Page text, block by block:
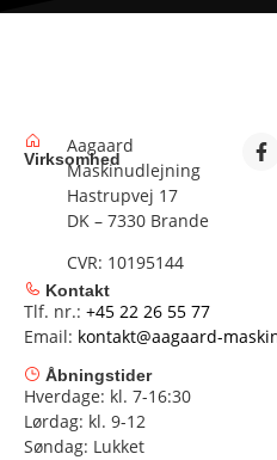
Virksomhed
Aagaard
Maskinudlejning
Hastrupvej 17
DK – 7330 Brande
CVR: 10195144
Kontakt
Tlf. nr.: +45 22 26 55 77
Email: kontakt@aagaard-
Åbningstider
Hverdage: kl. 7-16:30
Lørdag: kl. 9-12
Søndag: Lukket